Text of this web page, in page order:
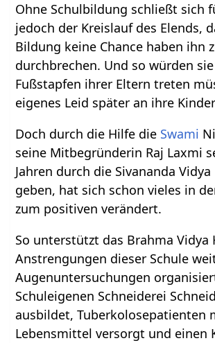
Ohne Schulbildung schließt sich
jedoch der Kreislauf des Elends,
Bildung keine Chance haben ihn
durchbrechen. Und so würden
Fußstapfen ihrer Eltern treten
eigenes Leid später an ihre
Doch durch die Hilfe die Swami
seine Mitbegründerin Raj Laxmi
Jahren durch die Sivananda
geben, hat sich schon vieles in
zum positiven verändert.
So unterstützt das Brahma Vidya
Anstrengungen dieser Schule
Augenuntersuchungen
Schuleigenen Schneiderei
ausbildet, Tuberkolosepatienten
Lebensmittel versorgt und einen